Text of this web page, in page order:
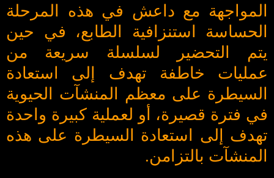
المواجهة مع داعش في هذه المرحلة
الحساسة استنزافية الطابع، في حين
يتم التحضير لسلسلة سريعة من
عمليات خاطفة تهدف إلى استعادة
السيطرة على معظم المنشآت الحيوية
في فترة قصيرة، أو لعملية كبيرة واحدة
تهدف إلى استعادة السيطرة على هذه
المنشآت بالتزامن.